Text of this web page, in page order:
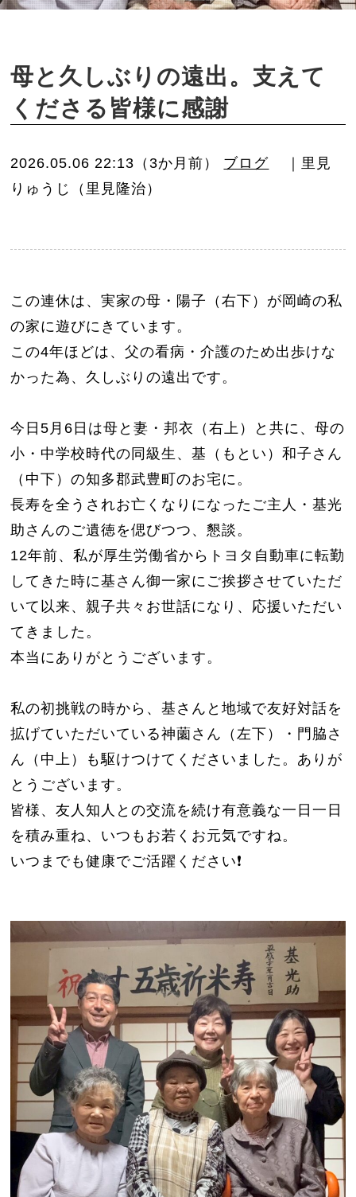
母と久しぶりの遠出。支えて
くださる皆様に感謝
2026.05.06 22:13（3か月前） ブログ
｜里見
りゅうじ（里見隆治）
この連休は、実家の母・陽子（右下）が岡崎の私
の家に遊びにきています。
この4年ほどは、父の看病・介護のため出歩けな
かった為、久しぶりの遠出です。
今日5月6日は母と妻・邦衣（右上）と共に、母の
小・中学校時代の同級生、基（もとい）和子さん
（中下）の知多郡武豊町のお宅に。
長寿を全うされお亡くなりになったご主人・基光
助さんのご遺徳を偲びつつ、懇談。
12年前、私が厚生労働省からトヨタ自動車に転勤
してきた時に基さん御一家にご挨拶させていただ
いて以来、親子共々お世話になり、応援いただい
てきました。
本当にありがとうございます。
私の初挑戦の時から、基さんと地域で友好対話を
拡げていただいている神薗さん（左下）・門脇さ
ん（中上）も駆けつけてくださいました。ありが
とうございます。
皆様、友人知人との交流を続け有意義な一日一日
を積み重ね、いつもお若くお元気ですね。
いつまでも健康でご活躍ください❗️